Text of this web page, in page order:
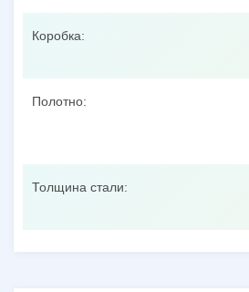
Коробка:
Полотно:
Толщина стали: